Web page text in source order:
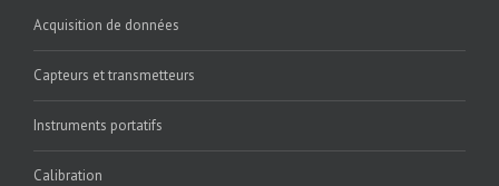
Acquisition de données
Capteurs et transmetteurs
Instruments portatifs
Calibration